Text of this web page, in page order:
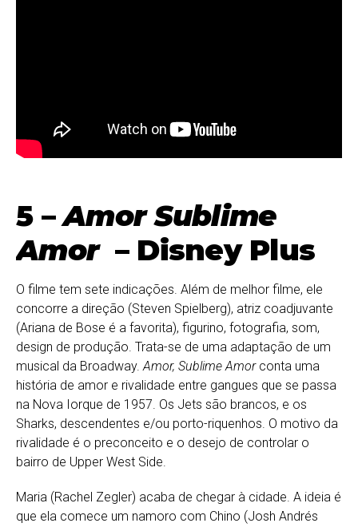
5 –Amor Sublime
Amor– Disney Plus
O filme tem sete indicações. Além de melhor filme, ele
concorre a direção (Steven Spielberg), atriz coadjuvante
(Ariana de Bose é a favorita), figurino, fotografia, som,
design de produção. Trata-se de uma adaptação de um
musical da Broadway.Amor, Sublime Amorconta uma
história de amor e rivalidade entre gangues que se passa
na Nova Iorque de 1957. Os Jets são brancos, e os
Sharks, descendentes e/ou porto-riquenhos. O motivo da
rivalidade é o preconceito e o desejo de controlar o
bairro de Upper West Side.
Maria (Rachel Zegler) acaba de chegar à cidade. A ideia é
que ela comece um namoro com Chino (Josh Andrés